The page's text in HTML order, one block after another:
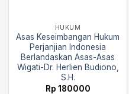
HUKUM
Asas Keseimbangan Hukum
Perjanjian Indonesia
Berlandaskan Asas-Asas
Wigati-Dr. Herlien Budiono,
S.H.
Rp 180000